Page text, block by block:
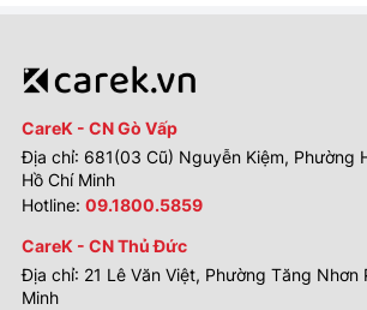
CareK - CN Gò Vấp
Địa chỉ: 681(03 Cũ) Nguyễn Kiệm, Phường
Hồ Chí Minh
Hotline: 09.1800.5859
CareK - CN Thủ Đức
Địa chỉ: 21 Lê Văn Việt, Phường Tăng Nhơn
Minh